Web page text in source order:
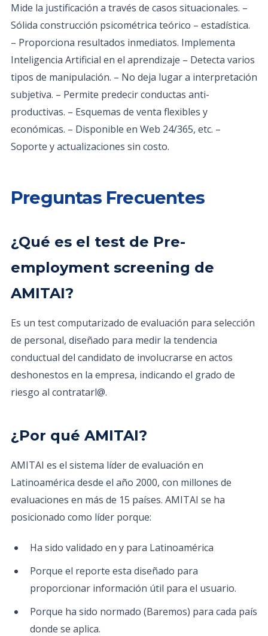
Mide la justificación a través de casos situacionales. –
Sólida construcción psicométrica teórico – estadística.
– Proporciona resultados inmediatos. Implementa
Inteligencia Artificial en el aprendizaje – Detecta varios
tipos de manipulación. – No deja lugar a interpretación
subjetiva. – Permite predecir conductas anti-
productivas. – Esquemas de venta flexibles y
económicas. – Disponible en Web 24/365, etc. –
Soporte y actualizaciones sin costo.
Preguntas Frecuentes
¿Qué es el test de Pre-
employment screening de
AMITAI?
Es un test computarizado de evaluación para selección
de personal, diseñado para medir la tendencia
conductual del candidato de involucrarse en actos
deshonestos en la empresa, indicando el grado de
riesgo al contratarl@.
¿Por qué AMITAI?
AMITAI es el sistema líder de evaluación en
Latinoamérica desde el año 2000, con millones de
evaluaciones en más de 15 países. AMITAI se ha
posicionado como líder porque:
Ha sido validado en y para Latinoamérica
Porque el reporte esta diseñado para
proporcionar información útil para el usuario.
Porque ha sido normado (Baremos) para cada país
donde se aplica.